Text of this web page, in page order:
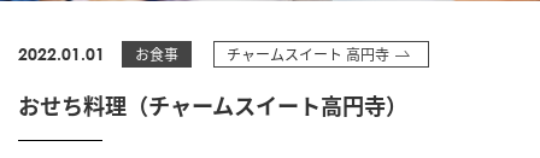
2022.01.01 お食事 チャームスイート 高円寺
おせち料理（チャームスイート高円寺）